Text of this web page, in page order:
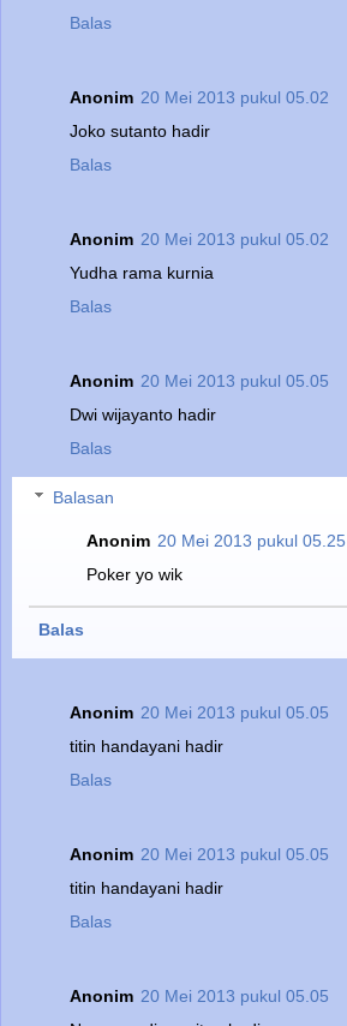
Balas
Anonim 20 Mei 2013 pukul 05.02
Joko sutanto hadir
Balas
Anonim 20 Mei 2013 pukul 05.02
Yudha rama kurnia
Balas
Anonim 20 Mei 2013 pukul 05.05
Dwi wijayanto hadir
Balas
Balasan
Anonim 20 Mei 2013 pukul 05.25
Poker yo wik
Balas
Anonim 20 Mei 2013 pukul 05.05
titin handayani hadir
Balas
Anonim 20 Mei 2013 pukul 05.05
titin handayani hadir
Balas
Anonim 20 Mei 2013 pukul 05.05